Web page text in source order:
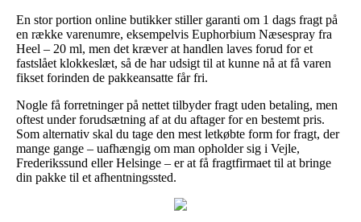
En stor portion online butikker stiller garanti om 1 dags fragt på
en række varenumre, eksempelvis Euphorbium Næsespray fra
Heel – 20 ml, men det kræver at handlen laves forud for et
fastslået klokkeslæt, så de har udsigt til at kunne nå at få varen
fikset forinden de pakkeansatte får fri.
Nogle få forretninger på nettet tilbyder fragt uden betaling, men
oftest under forudsætning af at du aftager for en bestemt pris.
Som alternativ skal du tage den mest letkøbte form for fragt, der
mange gange – uafhængig om man opholder sig i Vejle,
Frederikssund eller Helsinge – er at få fragtfirmaet til at bringe
din pakke til et afhentningssted.